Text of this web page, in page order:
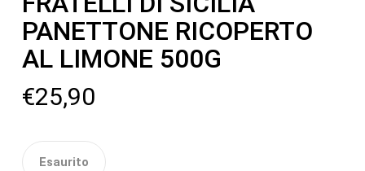
PANETTONE RICOPERTO
AL LIMONE 500G
€25,90
Esaurito